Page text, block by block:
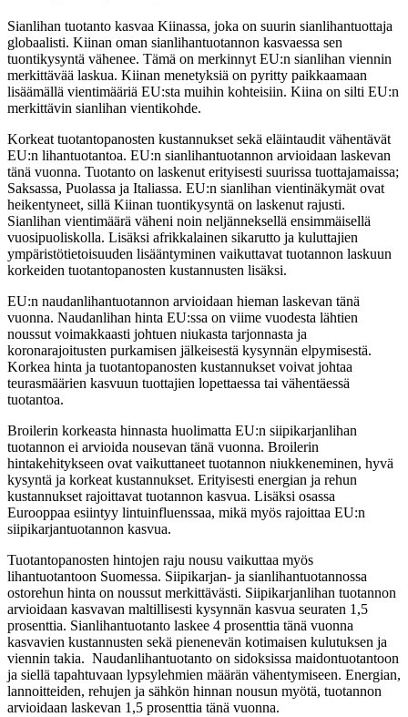
Sianlihan tuotanto kasvaa Kiinassa, joka on suurin sianlihantuottaja
globaalisti. Kiinan oman sianlihantuotannon kasvaessa sen
tuontikysyntä vähenee. Tämä on merkinnyt EU:n sianlihan viennin
merkittävää laskua. Kiinan menetyksiä on pyritty paikkaamaan
lisäämällä vientimääriä EU:sta muihin kohteisiin. Kiina on silti EU:n
merkittävin sianlihan vientikohde.
Korkeat tuotantopanosten kustannukset sekä eläintaudit vähentävät
EU:n lihantuotantoa. EU:n sianlihantuotannon arvioidaan laskevan
tänä vuonna. Tuotanto on laskenut erityisesti suurissa tuottajamaissa;
Saksassa, Puolassa ja Italiassa. EU:n sianlihan vientinäkymät ovat
heikentyneet, sillä Kiinan tuontikysyntä on laskenut rajusti.
Sianlihan vientimäärä väheni noin neljänneksellä ensimmäisellä
vuosipuoliskolla. Lisäksi afrikkalainen sikarutto ja kuluttajien
ympäristötietoisuuden lisääntyminen vaikuttavat tuotannon laskuun
korkeiden tuotantopanosten kustannusten lisäksi.
EU:n naudanlihantuotannon arvioidaan hieman laskevan tänä
vuonna. Naudanlihan hinta EU:ssa on viime vuodesta lähtien
noussut voimakkaasti johtuen niukasta tarjonnasta ja
koronarajoitusten purkamisen jälkeisestä kysynnän elpymisestä.
Korkea hinta ja tuotantopanosten kustannukset voivat johtaa
teurasmäärien kasvuun tuottajien lopettaessa tai vähentäessä
tuotantoa.
Broilerin korkeasta hinnasta huolimatta EU:n siipikarjanlihan
tuotannon ei arvioida nousevan tänä vuonna. Broilerin
hintakehitykseen ovat vaikuttaneet tuotannon niukkeneminen, hyvä
kysyntä ja korkeat kustannukset. Erityisesti energian ja rehun
kustannukset rajoittavat tuotannon kasvua. Lisäksi osassa
Eurooppaa esiintyy lintuinfluenssaa, mikä myös rajoittaa EU:n
siipikarjantuotannon kasvua.
Tuotantopanosten hintojen raju nousu vaikuttaa myös
lihantuotantoon Suomessa. Siipikarjan- ja sianlihantuotannossa
ostorehun hinta on noussut merkittävästi. Siipikarjanlihan tuotannon
arvioidaan kasvavan maltillisesti kysynnän kasvua seuraten 1,5
prosenttia. Sianlihantuotanto laskee 4 prosenttia tänä vuonna
kasvavien kustannusten sekä pienenevän kotimaisen kulutuksen ja
viennin takia. Naudanlihantuotanto on sidoksissa maidontuotantoon
ja siellä tapahtuvaan lypsylehmien määrän vähentymiseen. Energian,
lannoitteiden, rehujen ja sähkön hinnan nousun myötä, tuotannon
arvioidaan laskevan 1,5 prosenttia tänä vuonna.